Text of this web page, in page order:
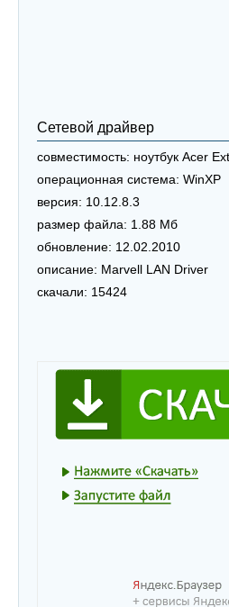
Сетевой драйвер
совместимость: ноутбук Acer
операционная система: WinXP
версия: 10.12.8.3
размер файла: 1.88 Мб
обновление: 12.02.2010
описание: Marvell LAN Driver
скачали: 15424